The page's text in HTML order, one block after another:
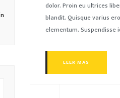
dolor. Proin eu ultrices
blandit. Quisque varius
elementum. Suspendisse
LEER MÁS